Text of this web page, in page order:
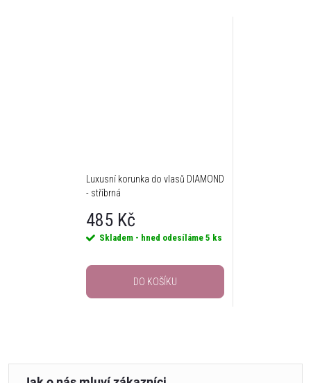
Luxusní korunka do vlasů DIAMOND
- stříbrná
485 Kč
Skladem - hned odesíláme 5 ks
DO KOŠÍKU